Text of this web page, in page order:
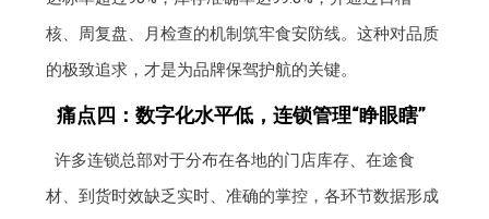
核、周复盘、月检查的机制筑牢食安防线。这种对品质
的极致追求，才是为品牌保驾护航的关键。
痛点四：数字化水平低，连锁管理“睁眼瞎”
许多连锁总部对于分布在各地的门店库存、在途食
材、到货时效缺乏实时、准确的掌控，各环节数据形成